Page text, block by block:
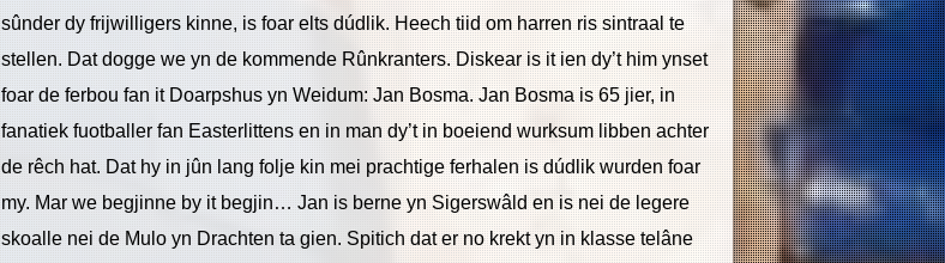
sûnder dy frijwilligers kinne, is foar elts dúdlik. Heech tiid om harren ris sintraal te
stellen. Dat dogge we yn de kommende Rûnkranters. Diskear is it ien dy’t him ynset
foar de ferbou fan it Doarpshus yn Weidum: Jan Bosma. Jan Bosma is 65 jier, in
fanatiek fuotballer fan Easterlittens en in man dy’t in boeiend wurksum libben achter
de rêch hat. Dat hy in jûn lang folje kin mei prachtige ferhalen is dúdlik wurden foar
my. Mar we begjinne by it begjin… Jan is berne yn Sigerswâld en is nei de legere
skoalle nei de Mulo yn Drachten ta gien. Spitich dat er no krekt yn in klasse telâne